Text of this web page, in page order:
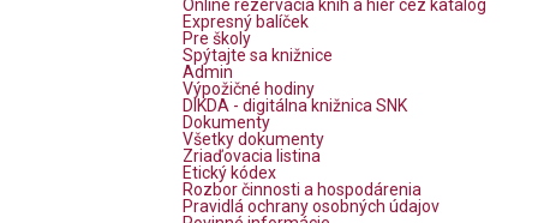
Online rezervácia kníh a hier cez katalóg
Expresný balíček
Pre školy
Spýtajte sa knižnice
Admin
Výpožičné hodiny
DIKDA - digitálna knižnica SNK
Dokumenty
Všetky dokumenty
Zriaďovacia listina
Etický kódex
Rozbor činnosti a hospodárenia
Pravidlá ochrany osobných údajov